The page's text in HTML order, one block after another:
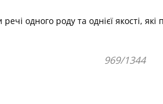
одного роду та однієї якості, які
969/1344